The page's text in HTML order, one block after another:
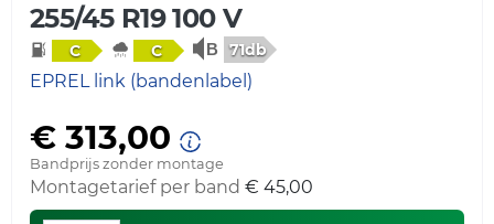
255/45 R19 100 V
C C 71db
EPREL link (bandenlabel)
€ 313,00
Bandprijs zonder montage
Montagetarief per band € 45,00